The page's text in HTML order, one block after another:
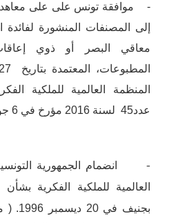
- موافقة تونس ﻋﻠﻰ ﻋﻠﻰ ﻣﻌﺎﻫﺪة
إﻟﻰ اﻟﻤﺼﻨﻔﺎت اﻟﻤﻨﺸﻮرة
ﻣﻌﺎﻗﻲ اﻟﺒﺼﺮ أو ذوي
اﻟﻤﻨﻈﻤﺔ اﻟﻌﺎﻟﻤﻴﺔ ﻟﻠﻤﻠﻜﻴﺔ
ﻋﺪد45 لسنة 2016 مؤرخ في 6 ﺟﻮان 2016).
- انضمام الجمهورية
العالمية
للملكية الفكرية بشأن
بجنيف في 20 ديسمبر